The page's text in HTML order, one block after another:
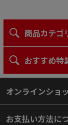
商品カテゴ
おすすめ特
オンラインショ
お支払い方法に